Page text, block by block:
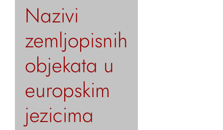
Nazivi
zemljopisnih
objekata u
europskim
jezicima